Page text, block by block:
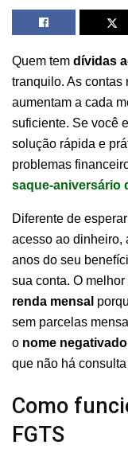
Quem tem dívidas
tranquilo. As contas
aumentam a cada
suficiente. Se você
solução rápida e
problemas
saque-aniversário
Diferente de
acesso ao dinheiro,
anos do seu
sua conta. O
renda mensal
sem parcelas
o nome negativado
que não há
Como
FGTS